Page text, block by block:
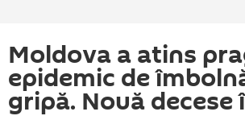
Moldova a atins
epidemic de
gripă. Nouă decese